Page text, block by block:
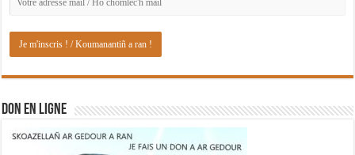
DON EN LIGNE